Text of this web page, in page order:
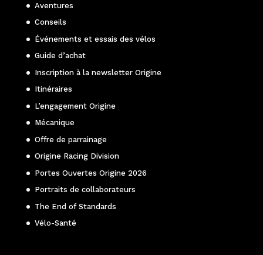
Aventures
Conseils
Événements et essais des vélos
Guide d’achat
Inscription à la newsletter Origine
Itinéraires
L’engagement Origine
Mécanique
Offre de parrainage
Origine Racing Division
Portes Ouvertes Origine 2026
Portraits de collaborateurs
The End of Standards
Vélo-Santé